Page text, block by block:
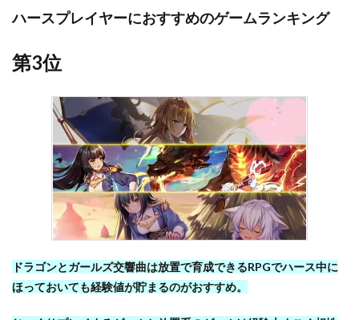
ハースプレイヤーにおすすめのゲームランキング
第3位
ドラゴンとガールズ交響曲は放置で育成できるRPGでハース中に
ほっておいても経験値が貯まるのがおすすめ。